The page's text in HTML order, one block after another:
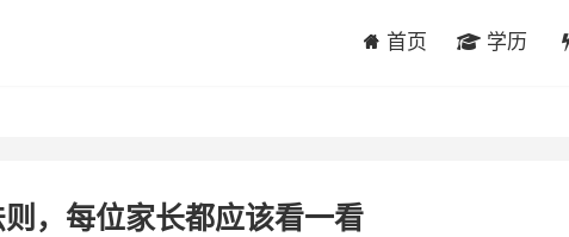
首页 学历
，每位家长都应该看一看